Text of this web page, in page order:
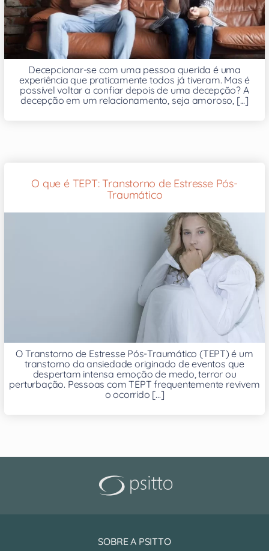
Decepcionar-se com uma pessoa querida é uma
experiência que praticamente todos já tiveram. Mas é
possível voltar a confiar depois de uma decepção? A
decepção em um relacionamento, seja amoroso, [...]
O que é TEPT: Transtorno de Estresse Pós-
Traumático
O Transtorno de Estresse Pós-Traumático (TEPT) é um
transtorno da ansiedade originado de eventos que
despertam intensa emoção de medo, terror ou
perturbação. Pessoas com TEPT frequentemente revivem
o ocorrido [...]
SOBRE A PSITTO